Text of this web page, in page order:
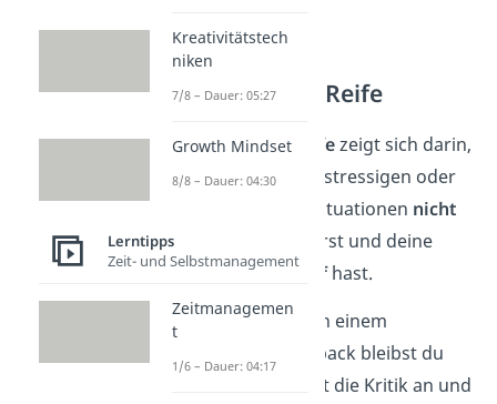
Emotionale Reife
Emotionale Reifezeigt sich darin,
dass du auch in stressigen oder
ungewohnten Situationen nicht
reagierst und deine
Gefühle im Griffhast.
➡️ Beispiel:Nach einem
kritischen Feedback bleibst du
sachlich, nimmst die Kritik an und
Kreativitätstech
niken
7/8 – Dauer: 05:27
Growth Mindset
8/8 – Dauer: 04:30
Lerntipps
Zeit- und Selbstmanagement
Zeitmanagemen
t
1/6 – Dauer: 04:17